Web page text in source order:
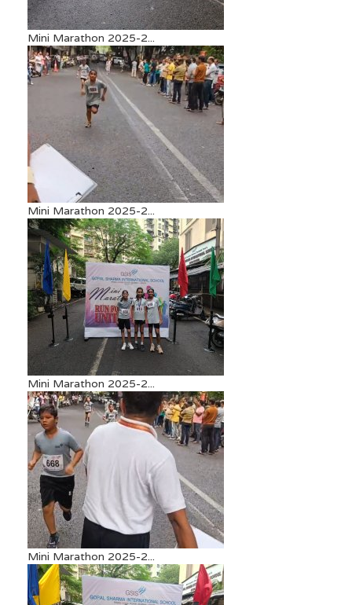
Mini Marathon 2025-2...
Mini Marathon 2025-2...
Mini Marathon 2025-2...
Mini Marathon 2025-2...